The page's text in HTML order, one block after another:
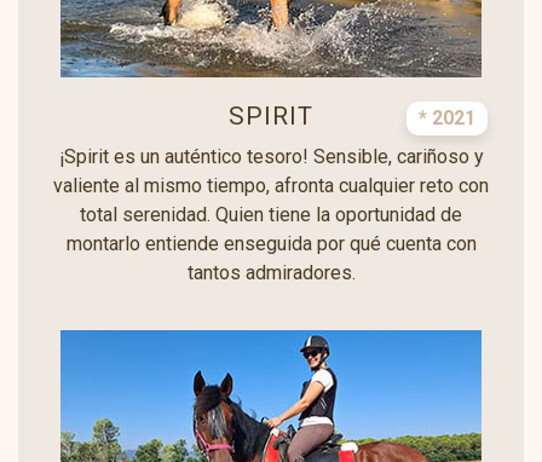
SPIRIT
* 2021
¡Spirit es un auténtico tesoro! Sensible, cariñoso y
valiente al mismo tiempo, afronta cualquier reto con
total serenidad. Quien tiene la oportunidad de
montarlo entiende enseguida por qué cuenta con
tantos admiradores.